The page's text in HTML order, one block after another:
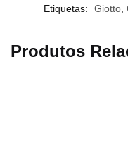
Etiquetas: Giotto,
Produtos